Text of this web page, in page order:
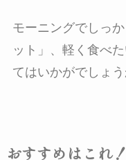
モーニングでしっ
ット」、軽く食べ
てはいかがでしょう
おすすめはこれ！